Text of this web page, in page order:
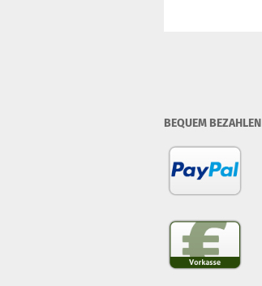
BEQUEM BEZAHLEN